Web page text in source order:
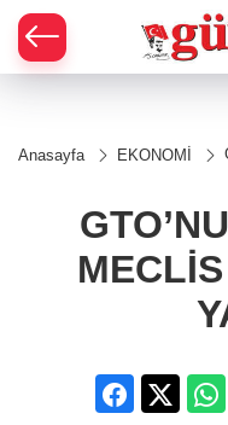
Anasayfa EKONOMİ